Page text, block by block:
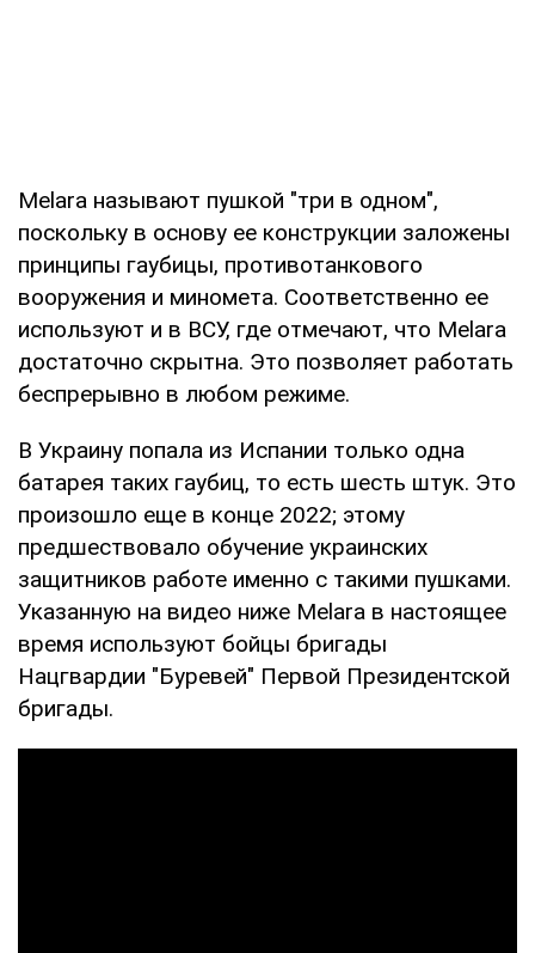
Melara называют пушкой "три в одном",
поскольку в основу ее конструкции заложены
принципы гаубицы, противотанкового
вооружения и миномета. Соответственно ее
используют и в ВСУ, где отмечают, что Melara
достаточно скрытна. Это позволяет работать
беспрерывно в любом режиме.
В Украину попала из Испании только одна
батарея таких гаубиц, то есть шесть штук. Это
произошло еще в конце 2022; этому
предшествовало обучение украинских
защитников работе именно с такими пушками.
Указанную на видео ниже Melara в настоящее
время используют бойцы бригады
Нацгвардии "Буревей" Первой Президентской
бригады.